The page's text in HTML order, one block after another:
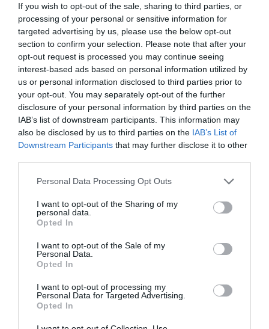
If you wish to opt-out of the sale, sharing to third parties, or
processing of your personal or sensitive information for
targeted advertising by us, please use the below opt-out
section to confirm your selection. Please note that after your
opt-out request is processed you may continue seeing
interest-based ads based on personal information utilized by
us or personal information disclosed to third parties prior to
your opt-out. You may separately opt-out of the further
disclosure of your personal information by third parties on the
IAB’s list of downstream participants. This information may
also be disclosed by us to third parties on the IAB’s List of
Downstream Participants that may further disclose it to other
Personal Data Processing Opt Outs
I want to opt-out of the Sharing of my
personal data.
Opted In
I want to opt-out of the Sale of my
Personal Data.
Opted In
I want to opt-out of processing my
Personal Data for Targeted Advertising.
Opted In
În acelaşi timpscade valoarea salariilor.Puterea de
cumpărare a familiilor, însemnând cantitatea de
bunuri pe care reuşesc să le cumpere cu banii
câştigaţi lunar, continuă să se diminueze. Anul
trecut, ţinând cont de inflaţie, a scăzut cu 1,1%.
See Articolul anterior
Diaspora românească unită, Elio Sosu: „Nici
cred din ce în ce mai mult că cei din
Diaspora au nevoie de aşa ceva”
Următorul articol
S-a împuşcat în faţa logodnicei: „Ce trebuie
să fac pentru ca tu să înţelegi cât te iubesc,
să mă omor?”
AȚI PUTEA DORI DE